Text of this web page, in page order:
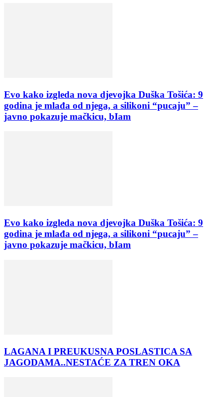
Evo kako izgleda nova djevojka Duška Tošića: 9
godina je mlađa od njega, a silikoni “pucaju” –
javno pokazuje mačkicu, bIam
Evo kako izgleda nova djevojka Duška Tošića: 9
godina je mlađa od njega, a silikoni “pucaju” –
javno pokazuje mačkicu, bIam
LAGANA I PREUKUSNA POSLASTICA SA
JAGODAMA..NESTAĆE ZA TREN OKA